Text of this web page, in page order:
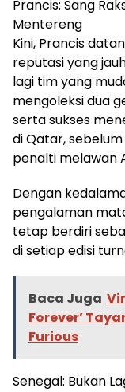
Prancis: Sang
Mentereng
Kini, Prancis
reputasi yang
lagi tim yang
mengoleksi dua
serta sukses
di Qatar,
penalti melawan
Dengan
pengalaman
tetap berdiri
di setiap edisi
Baca Juga
Forever’
Furious
Senegal: Bukan